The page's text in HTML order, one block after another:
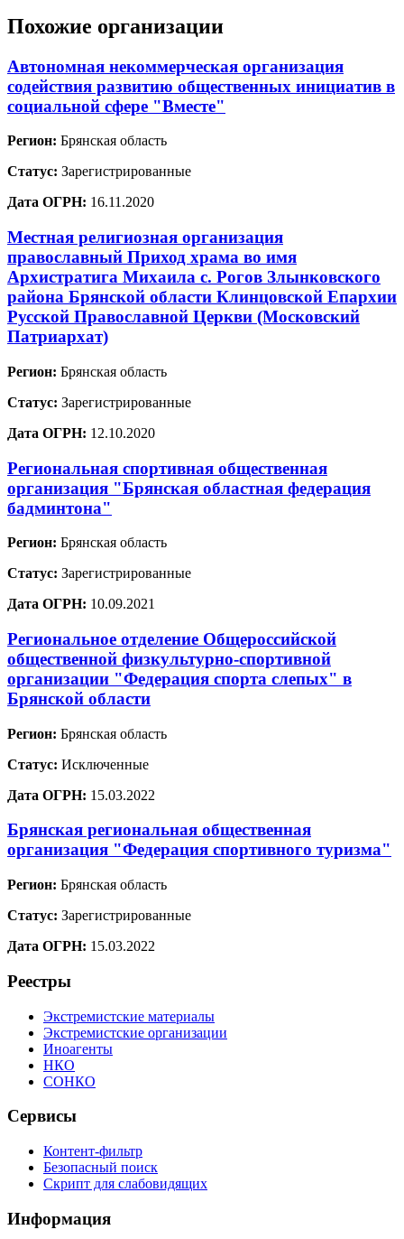
Похожие организации
Автономная некоммерческая организация
содействия развитию общественных инициатив в
социальной сфере "Вместе"
Регион: Брянская область
Статус: Зарегистрированные
Дата ОГРН: 16.11.2020
Местная религиозная организация
православный Приход храма во имя
Архистратига Михаила с. Рогов Злынковского
района Брянской области Клинцовской Епархии
Русской Православной Церкви (Московский
Патриархат)
Регион: Брянская область
Статус: Зарегистрированные
Дата ОГРН: 12.10.2020
Региональная спортивная общественная
организация "Брянская областная федерация
бадминтона"
Регион: Брянская область
Статус: Зарегистрированные
Дата ОГРН: 10.09.2021
Региональное отделение Общероссийской
общественной физкультурно-спортивной
организации "Федерация спорта слепых" в
Брянской области
Регион: Брянская область
Статус: Исключенные
Дата ОГРН: 15.03.2022
Брянская региональная общественная
организация "Федерация спортивного туризма"
Регион: Брянская область
Статус: Зарегистрированные
Дата ОГРН: 15.03.2022
Реестры
Экстремистские материалы
Экстремистские организации
Иноагенты
НКО
СОНКО
Сервисы
Контент-фильтр
Безопасный поиск
Скрипт для слабовидящих
Информация